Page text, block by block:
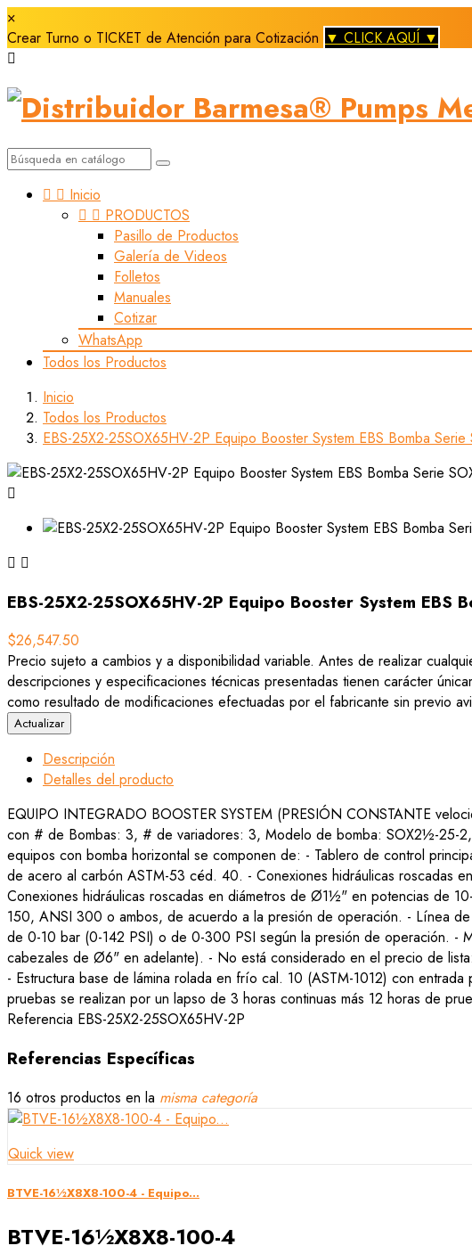
×
Crear Turno o TICKET de Atención para Cotización ▼ CLICK AQUÍ ▼

  Inicio
  PRODUCTOS
Pasillo de Productos
Galería de Videos
Folletos
Manuales
Cotizar
WhatsApp
Todos los Productos
Inicio
Todos los Productos
EBS-25X2-25SOX65HV-2P Equipo Booster System EBS Bomba Serie

 
EBS-25X2-25SOX65HV-2P Equipo Booster System EBS
$26,547.50
Precio sujeto a cambios y a disponibilidad variable. Antes de realizar
descripciones y especificaciones técnicas presentadas tienen carácter
como resultado de modificaciones efectuadas por el fabricante sin previo
Descripción
Detalles del producto
EQUIPO INTEGRADO BOOSTER SYSTEM (PRESIÓN CONSTANTE
con # de Bombas: 3, # de variadores: 3, Modelo de bomba: SOX2½-25-
equipos con bomba horizontal se componen de: - Tablero de control
de acero al carbón ASTM-53 céd. 40. - Conexiones hidráulicas roscadas
Conexiones hidráulicas roscadas en diámetros de Ø1½" en potencias de
150, ANSI 300 o ambos, de acuerdo a la presión de operación. - Línea
de 0-10 bar (0-142 PSI) o de 0-300 PSI según la presión de operación.
cabezales de Ø6" en adelante). - No está considerado en el precio de
- Estructura base de lámina rolada en frío cal. 10 (ASTM-1012) con
pruebas se realizan por un lapso de 3 horas continuas más 12 horas de
Referencia EBS-25X2-25SOX65HV-2P
Referencias Específicas
16 otros productos en la misma categoría
Quick view
BTVE-16½X8X8-100-4 - Equipo...
BTVE-16½X8X8-100-4